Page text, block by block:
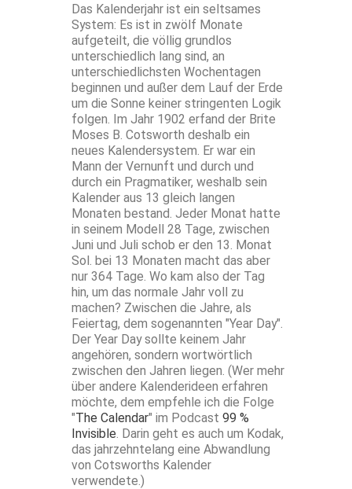
Das Kalenderjahr ist ein seltsames
System: Es ist in zwölf Monate
aufgeteilt, die völlig grundlos
unterschiedlich lang sind, an
unterschiedlichsten Wochentagen
beginnen und außer dem Lauf der Erde
um die Sonne keiner stringenten Logik
folgen. Im Jahr 1902 erfand der Brite
Moses B. Cotsworth deshalb ein
neues Kalendersystem. Er war ein
Mann der Vernunft und durch und
durch ein Pragmatiker, weshalb sein
Kalender aus 13 gleich langen
Monaten bestand. Jeder Monat hatte
in seinem Modell 28 Tage, zwischen
Juni und Juli schob er den 13. Monat
Sol. bei 13 Monaten macht das aber
nur 364 Tage. Wo kam also der Tag
hin, um das normale Jahr voll zu
machen? Zwischen die Jahre, als
Feiertag, dem sogenannten "Year Day".
Der Year Day sollte keinem Jahr
angehören, sondern wortwörtlich
zwischen den Jahren liegen. (Wer mehr
über andere Kalenderideen erfahren
möchte, dem empfehle ich die Folge
"The Calendar" im Podcast 99 %
Invisible. Darin geht es auch um Kodak,
das jahrzehntelang eine Abwandlung
von Cotsworths Kalender
verwendete.)